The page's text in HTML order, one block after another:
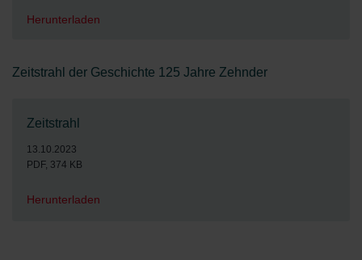
Herunterladen
Zeitstrahl der Geschichte 125 Jahre Zehnder
Zeitstrahl
13.10.2023
PDF, 374 KB
Herunterladen